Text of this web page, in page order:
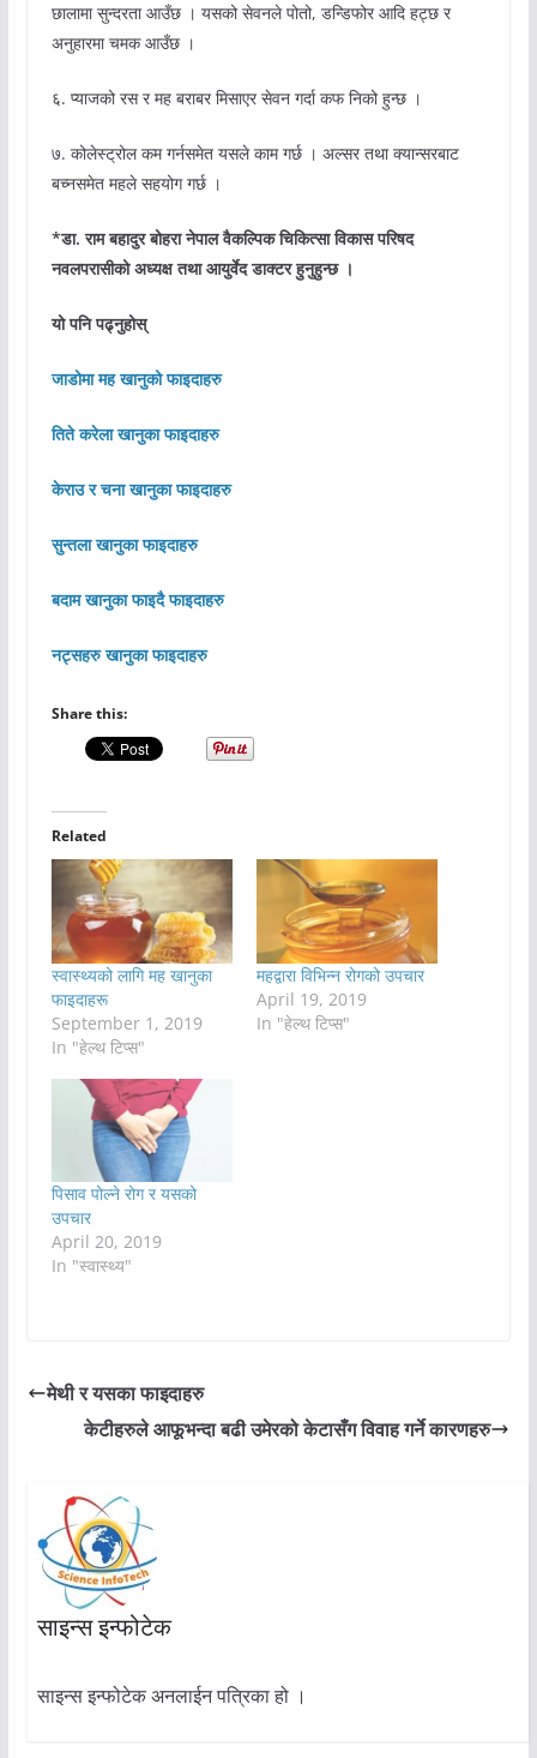
छालामा सुन्दरता आउँछ । यसको सेवनले पोतो, डन्डिफोर आदि हट्छ र
अनुहारमा चमक आउँछ ।
६. प्याजको रस र मह बराबर मिसाएर सेवन गर्दा कफ निको हुन्छ ।
७. कोलेस्ट्रोल कम गर्नसमेत यसले काम गर्छ । अल्सर तथा क्यान्सरबाट
बच्नसमेत महले सहयोग गर्छ ।
*डा. राम बहादुर बोहरा नेपाल वैकल्पिक चिकित्सा विकास परिषद
नवलपरासीको अध्यक्ष तथा आयुर्वेद डाक्टर हुनुहुन्छ ।
यो पनि पढ्नुहोस्
जाडोमा मह खानुको फाइदाहरु
तिते करेला खानुका फाइदाहरु
केराउ र चना खानुका फाइदाहरु
सुन्तला खानुका फाइदाहरु
बदाम खानुका फाइदै फाइदाहरु
नट्सहरुखानुका फाइदाहरु
Share this:
Related
स्वास्थ्यको लागि मह खानुका
फाइदाहरू
September 1, 2019
In "हेल्थ टिप्स"
महद्वारा विभिन्न रोगको उपचार
April 19, 2019
In "हेल्थ टिप्स"
पिसाव पोल्ने रोग र यसको
उपचार
April 20, 2019
In "स्वास्थ्य"
मेथी र यसका फाइदाहरु
केटीहरुले आफूभन्दा बढी उमेरको केटासँग विवाह गर्ने कारणहरु
साइन्स इन्फोटेक
साइन्स इन्फोटेक अनलाईन पत्रिका हो ।